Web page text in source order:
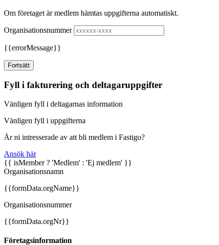
Om företaget är medlem hämtas uppgifterna automatiskt.
Organisationsnummer
{{errorMessage}}
Fortsätt
Fyll i fakturering och deltagaruppgifter
Vänligen fyll i deltagarnas information
Vänligen fyll i uppgifterna
Är ni intresserade av att bli medlem i Fastigo?
Ansök här
{{ isMember ? 'Medlem' : 'Ej medlem' }}
Organisationsnamn
{{formData.orgName}}
Organisationsnummer
{{formData.orgNr}}
Företagsinformation